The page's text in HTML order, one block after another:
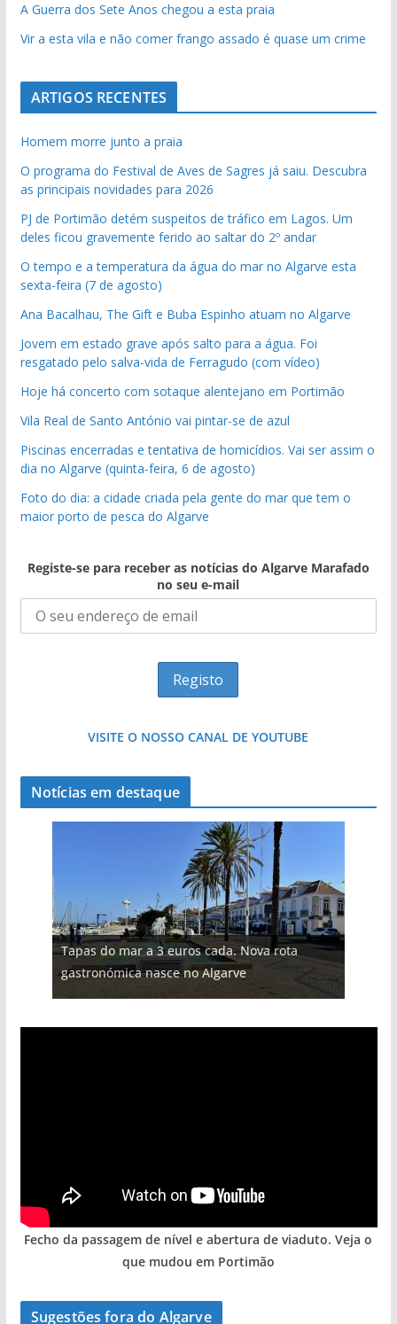
A Guerra dos Sete Anos chegou a esta praia
Vir a esta vila e não comer frango assado é quase um crime
ARTIGOS RECENTES
Homem morre junto a praia
O programa do Festival de Aves de Sagres já saiu. Descubra
as principais novidades para 2026
PJ de Portimão detém suspeitos de tráfico em Lagos. Um
deles ficou gravemente ferido ao saltar do 2º andar
O tempo e a temperatura da água do mar no Algarve esta
sexta-feira (7 de agosto)
Ana Bacalhau, The Gift e Buba Espinho atuam no Algarve
Jovem em estado grave após salto para a água. Foi
resgatado pelo salva-vida de Ferragudo (com vídeo)
Hoje há concerto com sotaque alentejano em Portimão
Vila Real de Santo António vai pintar-se de azul
Piscinas encerradas e tentativa de homicídios. Vai ser assim o
dia no Algarve (quinta-feira, 6 de agosto)
Foto do dia: a cidade criada pela gente do mar que tem o
maior porto de pesca do Algarve
Registe-se para receber as notícias do Algarve Marafado
no seu e-mail
VISITE O NOSSO CANAL DE YOUTUBE
Notícias em destaque
Tapas do mar a 3 euros cada. Nova rota
gastronómica nasce no Algarve
Projeto milionário: investimento de 108
milhões de euros na construção de dois
hotéis (com vídeo)
Foto do dia: uma cidade algarvia que cresceu
entre redes e fábricas
Milagre da água. Fontes emblemáticas do
Algarve voltam a ter vida (com vídeo)
Tempestades roubam areia de praias e põem
arribas em risco no Algarve (com vídeo)
Fecho da passagem de nível e abertura de viaduto. Veja o
que mudou em Portimão
Sugestões fora do Algarve